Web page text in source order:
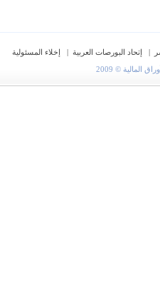
| إتحاد البورصات العربية |
إخلاء المسئولية
© 2009